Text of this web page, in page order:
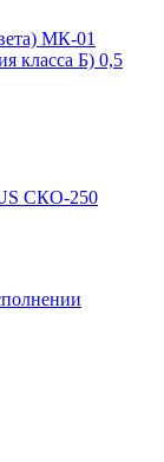
МК-01
класса Б) 0,5
СКО-250